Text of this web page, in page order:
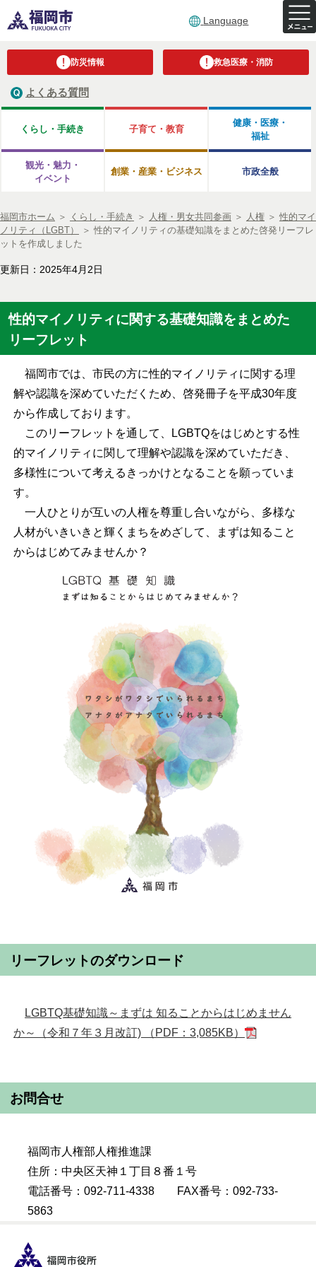
Language
防災情報 救急医療・消防
よくある質問
くらし・手続き 子育て・教育
健康・医療・
福祉
観光・魅力・
イベント
創業・産業・ビジネス 市政全般
福岡市ホーム ＞ くらし・手続き ＞ 人権・男女共同参画 ＞ 人権 ＞ 性的マイ
ノリティ（LGBT）
＞ 性的マイノリティの基礎知識をまとめた啓発リーフレ
ットを作成しました
更新日：2025年4月2日
性的マイノリティに関する基礎知識をまとめた
リーフレット
福岡市では、市民の方に性的マイノリティに関する理
解や認識を深めていただくため、啓発冊子を平成30年度
から作成しております。
このリーフレットを通して、LGBTQをはじめとする性
的マイノリティに関して理解や認識を深めていただき、
多様性について考えるきっかけとなることを願っていま
す。
一人ひとりが互いの人権を尊重し合いながら、多様な
人材がいきいきと輝くまちをめざして、まずは知ること
からはじめてみませんか？
リーフレットのダウンロード
LGBTQ基礎知識～まずは 知ることからはじめません
か～（令和７年３月改訂) （PDF：3,085KB）
お問合せ
福岡市人権部人権推進課
住所：中央区天神１丁目８番１号
電話番号：092-711-4338 FAX番号：092-733-
5863